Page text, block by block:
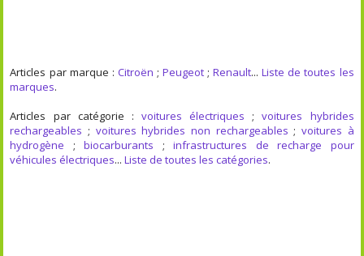
Articles par marque : Citroën ; Peugeot ;Renault...Liste de toutes les
marques.
Articles par catégorie : voitures électriques ;voitures hybrides
rechargeables ; voitures hybrides non rechargeables ; voitures à
hydrogène ;biocarburants ;infrastructures de recharge pour
véhicules électriques...Liste de toutes les catégories.